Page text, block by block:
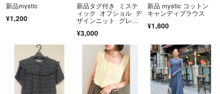
新品mystic
¥1,200
新品タグ付き ミステ
ィック オフショル デ
ザインニット グレ
¥3,000
新品 mystic コットン
キャンディブラウス
¥1,800